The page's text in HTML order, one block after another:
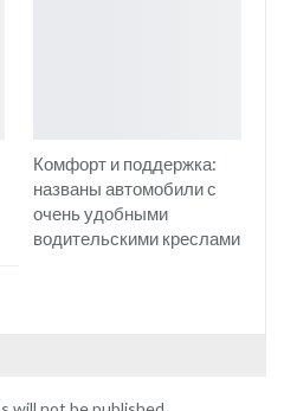
Комфорт и поддержка:
названы автомобили с
очень удобными
водительскими креслами